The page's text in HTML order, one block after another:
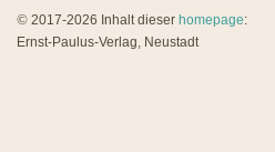
© 2017-2026 Inhalt dieser homepage:
Ernst-Paulus-Verlag, Neustadt